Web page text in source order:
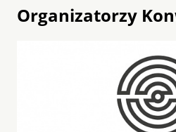
Organizatorzy